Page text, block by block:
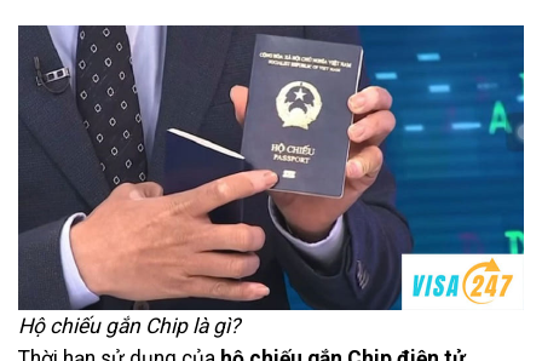
Hộ chiếu gắn Chip là gì?